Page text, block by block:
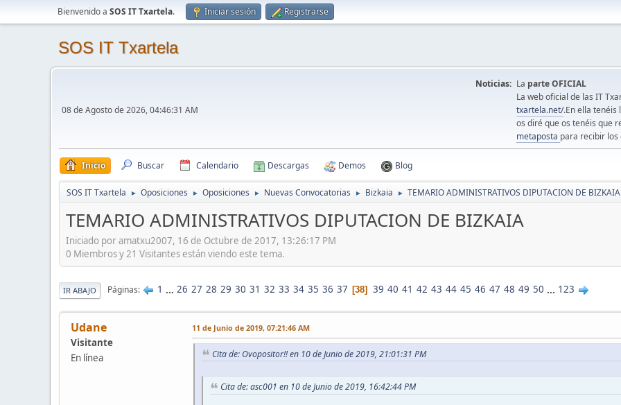
Bienvenido a SOS IT Txartela. Iniciar sesión Registrarse
SOS IT Txartela
08 de Agosto de 2026, 04:46:31 AM
Noticias: La parte OFICIAL
La web oficial de las IT
txartela.net/.En ella tenéis
os diré que os tenéis que
metaposta para recibir
Inicio Buscar Calendario Descargas Demos Blog
SOS IT Txartela ► Oposiciones ► Oposiciones ► Nuevas Convocatorias ► Bizkaia ► TEMARIO ADMINISTRATIVOS DIPUTACION DE BIZKAIA
TEMARIO ADMINISTRATIVOS DIPUTACION DE BIZKAIA
Iniciado por amatxu2007, 16 de Octubre de 2017, 13:26:17 PM
0 Miembros y 21 Visitantes están viendo este tema.
IR ABAJO Páginas 1 ... 26 27 28 29 30 31 32 33 34 35 36 37 38 39 40 41 42 43 44 45 46 47 48 49 50 ... 123
Udane
Visitante
En línea
11 de Junio de 2019, 07:21:46 AM
Cita de: Ovopositor!! en 10 de Junio de 2019, 21:01:31 PM
Cita de: asc001 en 10 de Junio de 2019, 16:42:44 PM